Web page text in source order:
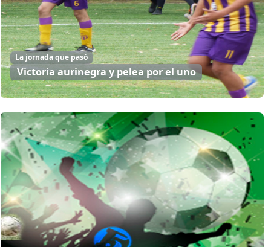
La jornada que pasó
Victoria aurinegra y pelea por el uno